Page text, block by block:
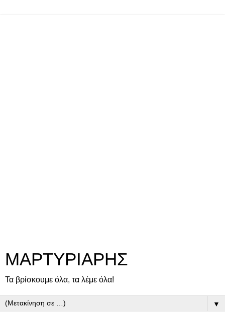
ΜΑΡΤΥΡΙΑΡΗΣ
Τα βρίσκουμε όλα, τα λέμε όλα!
▼